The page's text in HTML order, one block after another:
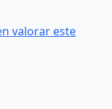
valorar este